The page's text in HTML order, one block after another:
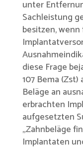
unter
Sachleistung
besitzen,
diese Frage
107 Bema
Beläge an
erbrachten
aufgesetzten
„Zahnbeläge
Implantaten